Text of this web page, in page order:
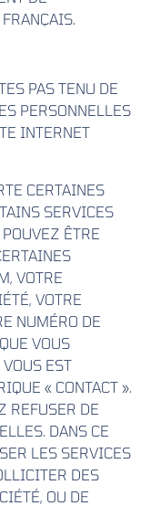
PAS TENU DE
PERSONNELLES
INTERNET
CERTAINES
SERVICES
ÊTRE
VOTRE
VOTRE
NUMÉRO DE
VOUS
EST
« CONTACT ».
REFUSER DE
DANS CE
LES SERVICES
DES
OU DE